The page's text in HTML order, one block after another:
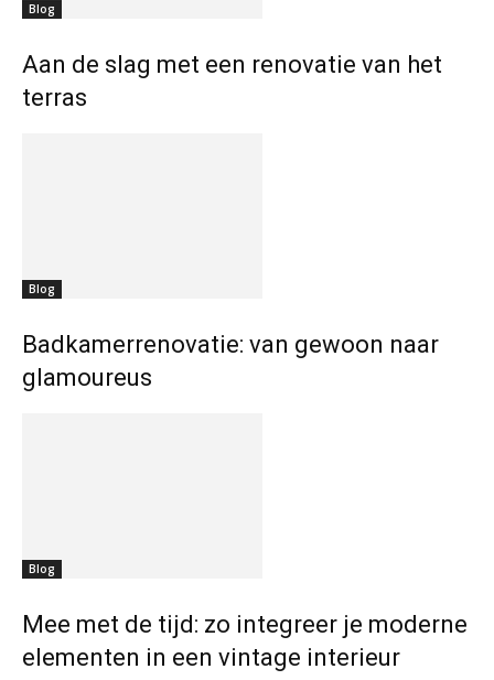
Blog
Aan de slag met een renovatie van het
terras
Blog
Badkamerrenovatie: van gewoon naar
glamoureus
Blog
Mee met de tijd: zo integreer je moderne
elementen in een vintage interieur